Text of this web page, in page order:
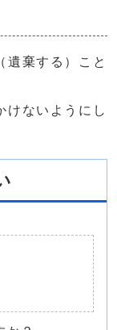
遺棄する）こと
けないようにし